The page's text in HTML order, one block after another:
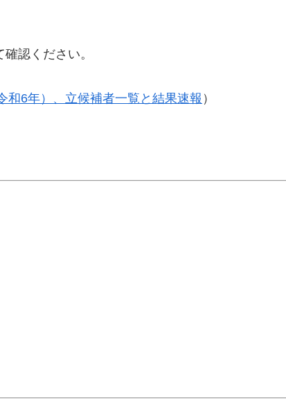
認ください。
和6年）、立候補者一覧と結果速報 ）